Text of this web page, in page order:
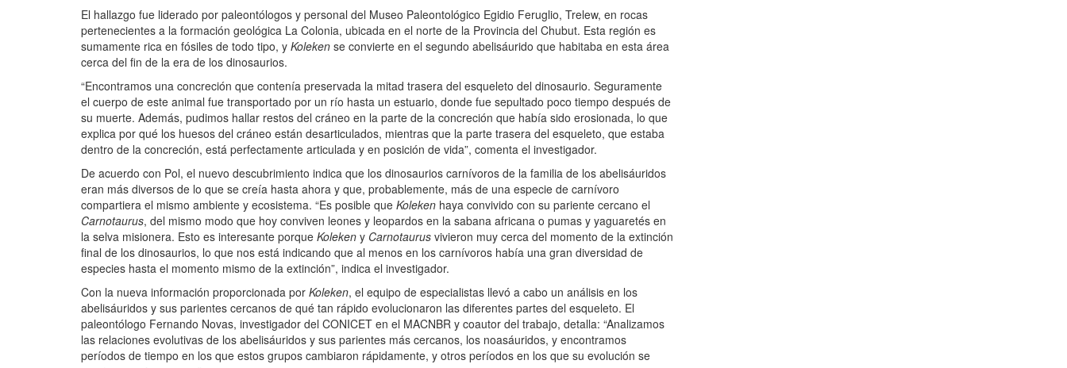
El hallazgo fue liderado por paleontólogos y personal del Museo Paleontológico Egidio Feruglio, Trelew, en rocas
pertenecientes a la formación geológica La Colonia, ubicada en el norte de la Provincia del Chubut. Esta región es
sumamente rica en fósiles de todo tipo, y Koleken se convierte en el segundo abelisáurido que habitaba en esta área
cerca del fin de la era de los dinosaurios.
“Encontramos una concreción que contenía preservada la mitad trasera del esqueleto del dinosaurio. Seguramente
el cuerpo de este animal fue transportado por un río hasta un estuario, donde fue sepultado poco tiempo después de
su muerte. Además, pudimos hallar restos del cráneo en la parte de la concreción que había sido erosionada, lo que
explica por qué los huesos del cráneo están desarticulados, mientras que la parte trasera del esqueleto, que estaba
dentro de la concreción, está perfectamente articulada y en posición de vida”, comenta el investigador.
De acuerdo con Pol, el nuevo descubrimiento indica que los dinosaurios carnívoros de la familia de los abelisáuridos
eran más diversos de lo que se creía hasta ahora y que, probablemente, más de una especie de carnívoro
compartiera el mismo ambiente y ecosistema. “Es posible que Koleken haya convivido con su pariente cercano el
Carnotaurus, del mismo modo que hoy conviven leones y leopardos en la sabana africana o pumas y yaguaretés en
la selva misionera. Esto es interesante porque Koleken y Carnotaurus vivieron muy cerca del momento de la extinción
final de los dinosaurios, lo que nos está indicando que al menos en los carnívoros había una gran diversidad de
especies hasta el momento mismo de la extinción”, indica el investigador.
Con la nueva información proporcionada por Koleken, el equipo de especialistas llevó a cabo un análisis en los
abelisáuridos y sus parientes cercanos de qué tan rápido evolucionaron las diferentes partes del esqueleto. El
paleontólogo Fernando Novas, investigador del CONICET en el MACNBR y coautor del trabajo, detalla: “Analizamos
las relaciones evolutivas de los abelisáuridos y sus parientes más cercanos, los noasáuridos, y encontramos
períodos de tiempo en los que estos grupos cambiaron rápidamente, y otros períodos en los que su evolución se